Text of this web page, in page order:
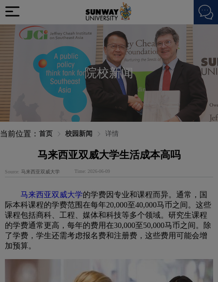
院校新闻
当前位置： 首页 校园新闻 详情
马来西亚双威大学生活成本高吗
Source: 马来西亚双威大学 Time: 2026-06-09
马来西亚双威大学的学费因专业和课程而异。通常，国
际本科课程的学费范围在每年20,000至40,000马币之间。这些
课程包括商科、工程、媒体和科技等多个领域。研究生课程
的学费通常更高，每年的费用在30,000至50,000马币之间。除
了学费，学生还需考虑报名费和注册费，这些费用可能会增
加预算。